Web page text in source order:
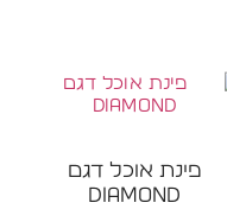
פינת אוכל דגם
DIAMOND